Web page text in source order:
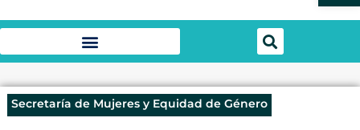
Secretaría de Mujeres y Equidad de Género